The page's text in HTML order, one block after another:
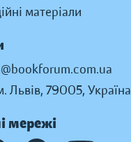
матеріали
Львів, 79005, Україна
мережі